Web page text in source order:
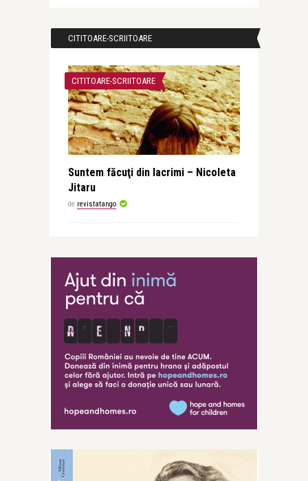
CITITOARE-SCRIITOARE
CITITOARE-SCRIITOARE
Suntem făcuţi din lacrimi – Nicoleta
Jitaru
de revistatango